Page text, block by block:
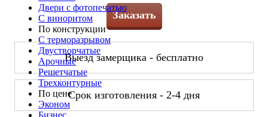
Двери с фотопечатью
С виноритом
По конструкции
С терморазрывом
Двустворчатые
Арочные
Решетчатые
Трехконтурные
По цене
Эконом
Бизнес
Заказать
Выезд замерщика - бесплатно
Срок изготовления - 2-4 дня